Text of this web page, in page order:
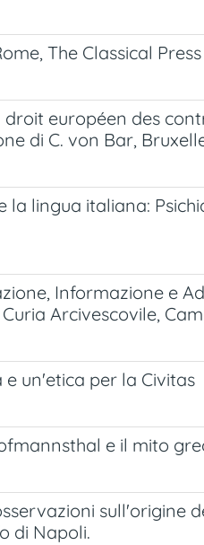
The Classical
droit européen des
di C. von Bar,
la lingua italiana:
Informazione e
Arcivescovile,
un'etica per la Civitas
e il mito
di Napoli.